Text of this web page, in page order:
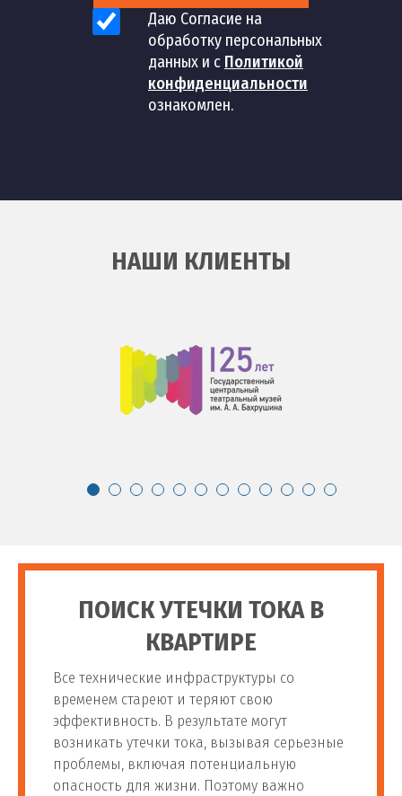
Даю Согласие на
обработку персональных
данных и с Политикой
конфиденциальности
ознакомлен.
НАШИ КЛИЕНТЫ
ПОИСК УТЕЧКИ ТОКА В
КВАРТИРЕ
Все технические инфраструктуры со
временем стареют и теряют свою
эффективность. В результате могут
возникать утечки тока, вызывая серьезные
проблемы, включая потенциальную
опасность для жизни. Поэтому важно